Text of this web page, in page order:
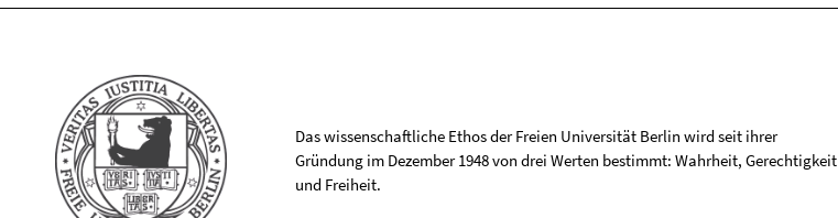
Das wissenschaftliche Ethos der Freien Universität Berlin wird seit ihrer
Gründung im Dezember 1948 von drei Werten bestimmt: Wahrheit, Gerechtigkeit
und Freiheit.